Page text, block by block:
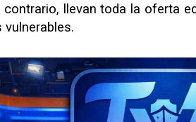
contrario, llevan toda la oferta
.